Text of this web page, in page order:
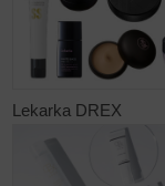
Lekarka DREX